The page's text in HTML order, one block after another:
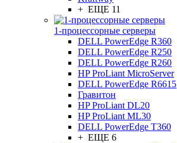
+ ЕЩЕ 11
1-процессорные серверы
DELL PowerEdge R360
DELL PowerEdge R250
DELL PowerEdge R260
HP ProLiant MicroServer
DELL PowerEdge R6615
Гравитон
HP ProLiant DL20
HP ProLiant ML30
DELL PowerEdge T360
+ ЕЩЕ 6